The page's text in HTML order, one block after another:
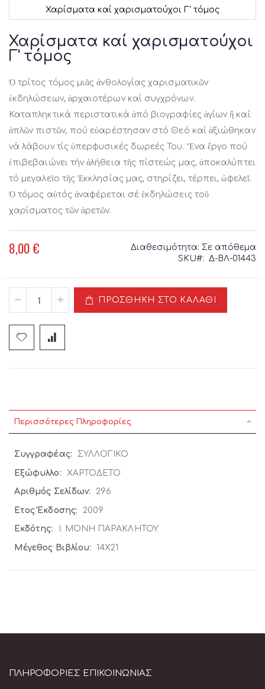
Χαρίσματα καί χαρισματούχοι Γ' τόμος
στην
αρχή
εικόνων
Χαρίσματα καί χαρισματούχοι
Γ' τόμος
Ὁ τρίτος τόμος μιᾶς ἀνθολογίας χαρισματικῶν
ἐκδηλώσεων, ἀρχαιοτέρων καί συγχρόνων.
Καταπληκτικά περιστατικά ἀπό βιογραφίες ἁγίων ἤ καί
ἁπλῶν πιστῶν, πού εὐαρέστησαν στό Θεό καί ἀξιώθηκαν
νά λάβουν τίς ὑπερφυσικές δωρεές Του. Ἕνα ἔργο πού
ἐπιβεβαιώνει τήν ἀλήθεια τῆς πίστεώς μας, ἀποκαλύπτει
τό μεγαλεῖο τῆς Ἐκκλησίας μας, στηρίζει, τέρπει, ὠφελεῖ.
Ὁ τόμος αὐτός ἀναφέρεται σέ ἐκδηλώσεις τοῦ
χαρίσματος τῶν ἀρετῶν.
8,00 € Διαθεσιμότητα: Σε απόθεμα
SKU
Δ-ΒΛ-01443
ΠΡΟΣΘΉΚΗ ΣΤΟ ΚΑΛΆΘΙ
Περισσότερες Πληροφορίες
Περισσότερες
Πληροφορίες
ΣΥΛΛΟΓΙΚΟ
ΧΑΡΤΟΔΕΤΟ
296
2009
Ι. ΜΟΝΗ ΠΑΡΑΚΛΗΤΟΥ
14Χ21
ΠΛΗΡΟΦΟΡΊΕΣ ΕΠΙΚΟΙΝΩΝΊΑΣ